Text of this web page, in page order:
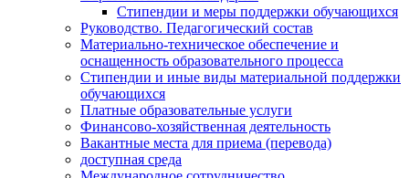
Стипендии и меры поддержки обучающихся
Руководство. Педагогический состав
Материально-техническое обеспечение и
оснащенность образовательного процесса
Стипендии и иные виды материальной поддержки
обучающихся
Платные образовательные услуги
Финансово-хозяйственная деятельность
Вакантные места для приема (перевода)
доступная среда